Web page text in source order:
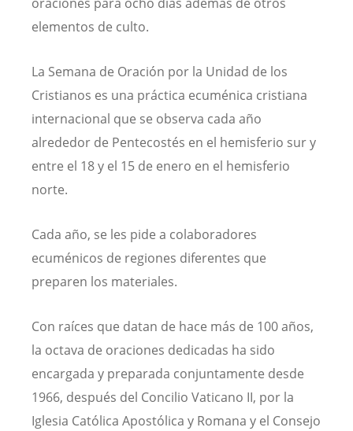
elementos de culto.
La Semana de Oración por la Unidad de los
Cristianos es una práctica ecuménica cristiana
internacional que se observa cada año
alrededor de Pentecostés en el hemisferio sur y
entre el 18 y el 15 de enero en el hemisferio
norte.
Cada año, se les pide a colaboradores
ecuménicos de regiones diferentes que
preparen los materiales.
Con raíces que datan de hace más de 100 años,
la octava de oraciones dedicadas ha sido
encargada y preparada conjuntamente desde
1966, después del Concilio Vaticano II, por la
Iglesia Católica Apostólica y Romana y el Consejo